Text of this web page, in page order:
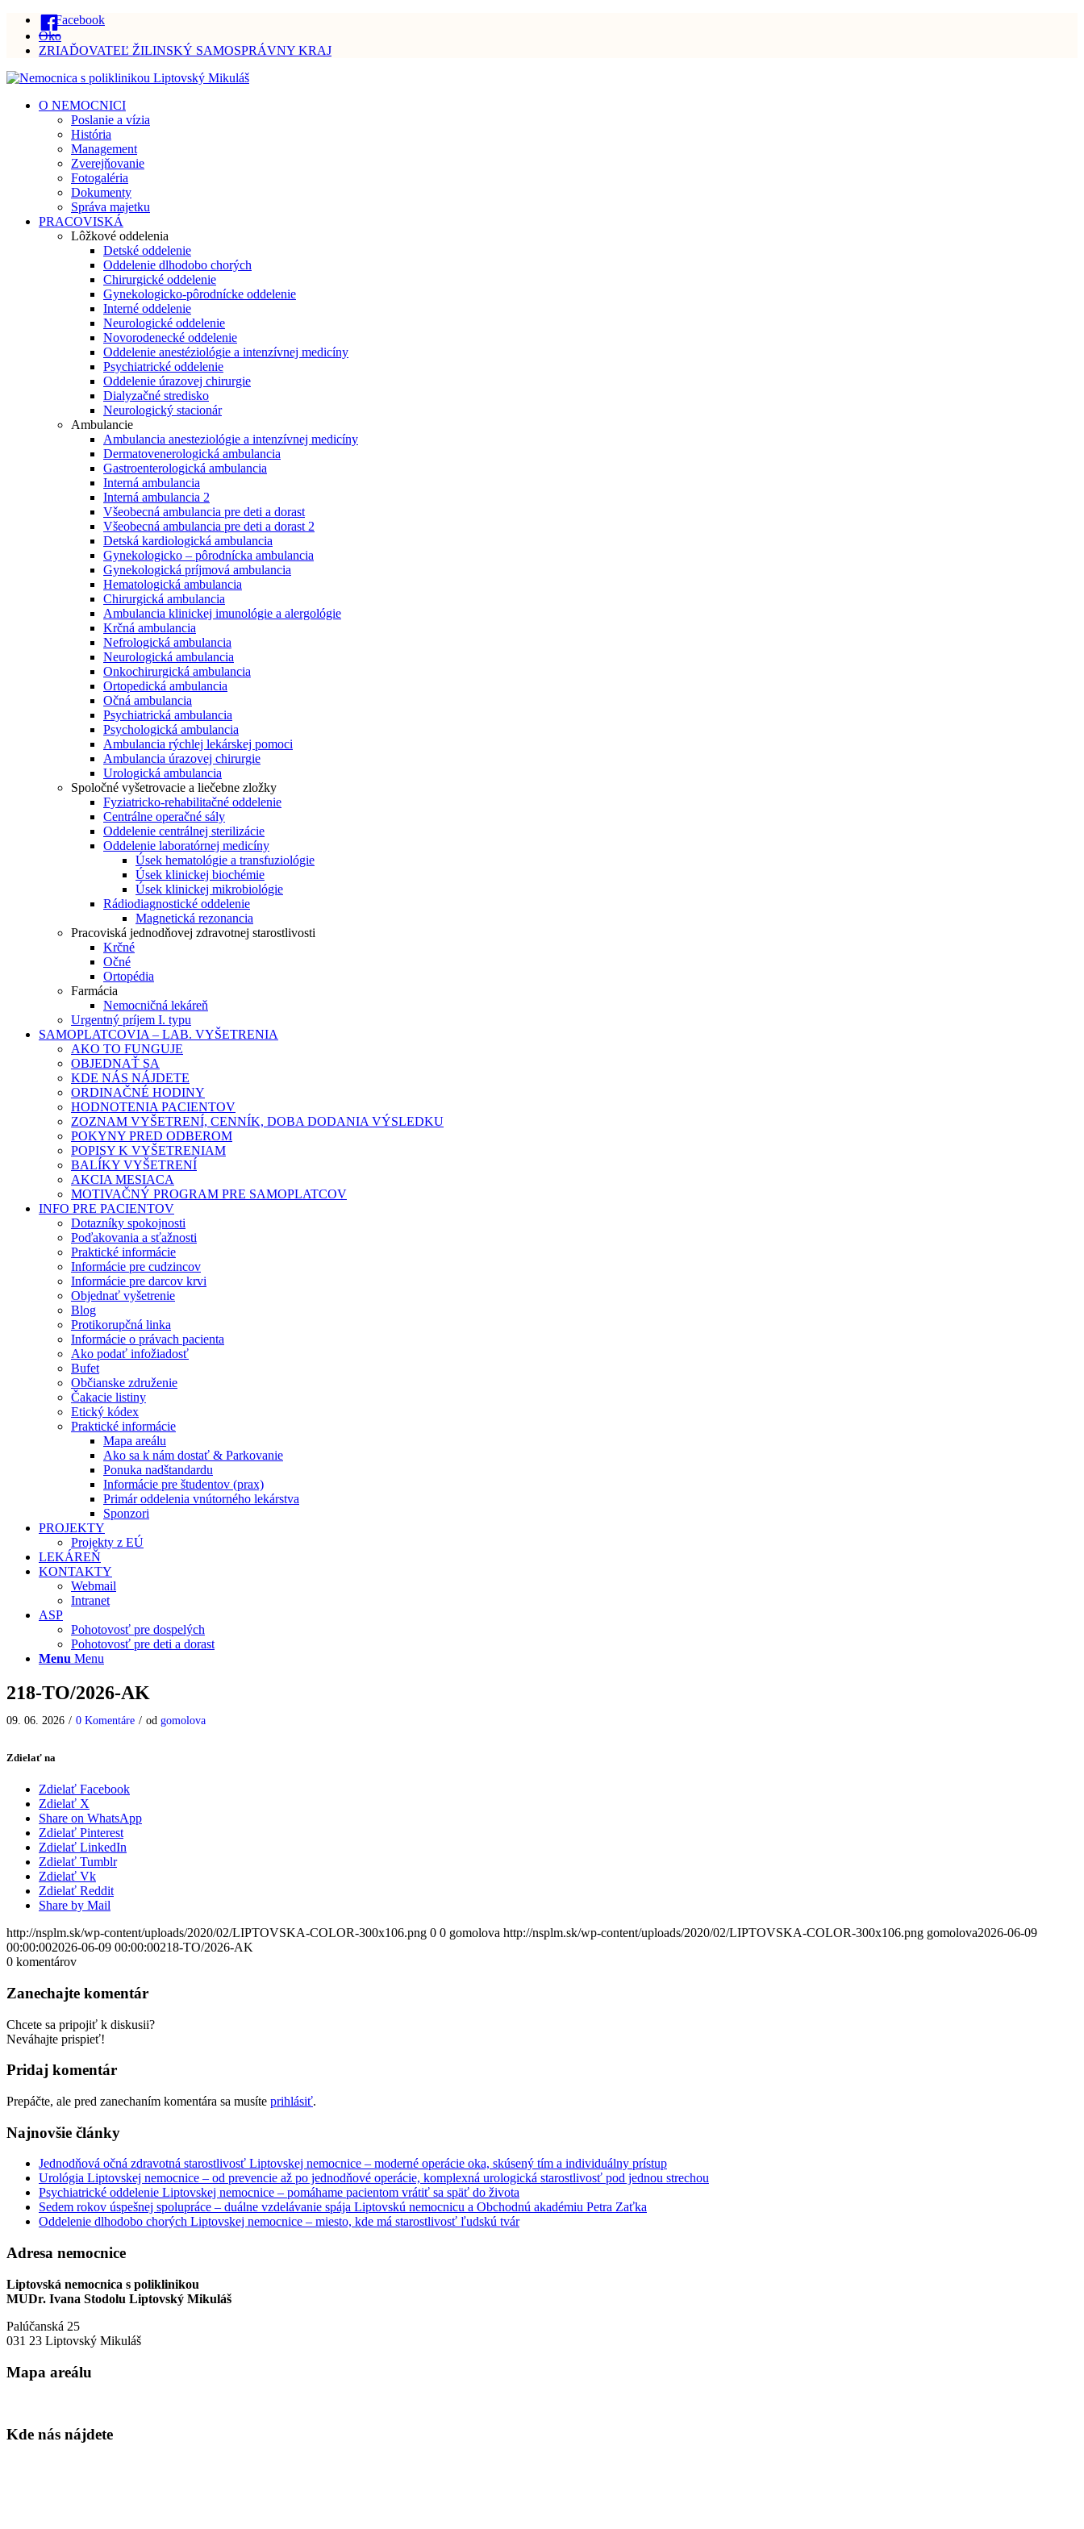
Facebook
Oko
ZRIAĎOVATEĽ ŽILINSKÝ SAMOSPRÁVNY KRAJ
O NEMOCNICI
Poslanie a vízia
História
Management
Zverejňovanie
Fotogaléria
Dokumenty
Správa majetku
PRACOVISKÁ
Lôžkové oddelenia
Detské oddelenie
Oddelenie dlhodobo chorých
Chirurgické oddelenie
Gynekologicko-pôrodnícke oddelenie
Interné oddelenie
Neurologické oddelenie
Novorodenecké oddelenie
Oddelenie anestéziológie a intenzívnej medicíny
Psychiatrické oddelenie
Oddelenie úrazovej chirurgie
Dialyzačné stredisko
Neurologický stacionár
Ambulancie
Ambulancia anesteziológie a intenzívnej medicíny
Dermatovenerologická ambulancia
Gastroenterologická ambulancia
Interná ambulancia
Interná ambulancia 2
Všeobecná ambulancia pre deti a dorast
Všeobecná ambulancia pre deti a dorast 2
Detská kardiologická ambulancia
Gynekologicko – pôrodnícka ambulancia
Gynekologická príjmová ambulancia
Hematologická ambulancia
Chirurgická ambulancia
Ambulancia klinickej imunológie a alergológie
Krčná ambulancia
Nefrologická ambulancia
Neurologická ambulancia
Onkochirurgická ambulancia
Ortopedická ambulancia
Očná ambulancia
Psychiatrická ambulancia
Psychologická ambulancia
Ambulancia rýchlej lekárskej pomoci
Ambulancia úrazovej chirurgie
Urologická ambulancia
Spoločné vyšetrovacie a liečebne zložky
Fyziatricko-rehabilitačné oddelenie
Centrálne operačné sály
Oddelenie centrálnej sterilizácie
Oddelenie laboratórnej medicíny
Úsek hematológie a transfuziológie
Úsek klinickej biochémie
Úsek klinickej mikrobiológie
Rádiodiagnostické oddelenie
Magnetická rezonancia
Pracoviská jednodňovej zdravotnej starostlivosti
Krčné
Očné
Ortopédia
Farmácia
Nemocničná lekáreň
Urgentný príjem I. typu
SAMOPLATCOVIA – LAB. VYŠETRENIA
AKO TO FUNGUJE
OBJEDNAŤ SA
KDE NÁS NÁJDETE
ORDINAČNÉ HODINY
HODNOTENIA PACIENTOV
ZOZNAM VYŠETRENÍ, CENNÍK, DOBA DODANIA VÝSLEDKU
POKYNY PRED ODBEROM
POPISY K VYŠETRENIAM
BALÍKY VYŠETRENÍ
AKCIA MESIACA
MOTIVAČNÝ PROGRAM PRE SAMOPLATCOV
INFO PRE PACIENTOV
Dotazníky spokojnosti
Poďakovania a sťažnosti
Praktické informácie
Informácie pre cudzincov
Informácie pre darcov krvi
Objednať vyšetrenie
Blog
Protikorupčná linka
Informácie o právach pacienta
Ako podať infožiadosť
Bufet
Občianske združenie
Čakacie listiny
Etický kódex
Praktické informácie
Mapa areálu
Ako sa k nám dostať & Parkovanie
Ponuka nadštandardu
Informácie pre študentov (prax)
Primár oddelenia vnútorného lekárstva
Sponzori
PROJEKTY
Projekty z EÚ
LEKÁREŇ
KONTAKTY
Webmail
Intranet
ASP
Pohotovosť pre dospelých
Pohotovosť pre deti a dorast
Menu Menu
218-TO/2026-AK
09. 06. 2026 / 0 Komentáre / od gomolova
Zdielať na
Zdielať Facebook
Zdielať X
Share on WhatsApp
Zdielať Pinterest
Zdielať LinkedIn
Zdielať Tumblr
Zdielať Vk
Zdielať Reddit
Share by Mail
http://nsplm.sk/wp-content/uploads/2020/02/LIPTOVSKA-COLOR-300x106.png 0 0 gomolova http://nsplm.sk/wp-content/uploads/2020/02/LIPTOVSKA-COLOR-300x106.png gomolova2026-06-09
00:00:002026-06-09 00:00:00218-TO/2026-AK
0 komentárov
Zanechajte komentár
Chcete sa pripojiť k diskusii?
Neváhajte prispieť!
Pridaj komentár
Prepáčte, ale pred zanechaním komentára sa musíte prihlásiť.
Najnovšie články
Jednodňová očná zdravotná starostlivosť Liptovskej nemocnice – moderné operácie oka, skúsený tím a individuálny prístup
Urológia Liptovskej nemocnice – od prevencie až po jednodňové operácie, komplexná urologická starostlivosť pod jednou strechou
Psychiatrické oddelenie Liptovskej nemocnice – pomáhame pacientom vrátiť sa späť do života
Sedem rokov úspešnej spolupráce – duálne vzdelávanie spája Liptovskú nemocnicu a Obchodnú akadémiu Petra Zaťka
Oddelenie dlhodobo chorých Liptovskej nemocnice – miesto, kde má starostlivosť ľudskú tvár
Adresa nemocnice
Liptovská nemocnica s poliklinikou
MUDr. Ivana Stodolu Liptovský Mikuláš
Palúčanská 25
031 23 Liptovský Mikuláš
Mapa areálu
Kde nás nájdete